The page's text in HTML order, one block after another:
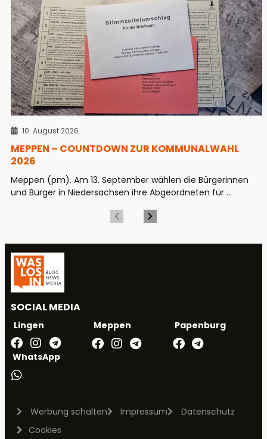
10. August 2026
MEPPEN – COUNTDOWN ZUR KOMMUNALWAHL
2026
Meppen (pm). Am 13. September wählen die Bürgerinnen
und Bürger in Niedersachsen ihre Abgeordneten für ...
SOCIAL MEDIA
Lingen Meppen Papenburg
WhatsApp
Werbung schalten Impressum
Datenschutz
Cookies